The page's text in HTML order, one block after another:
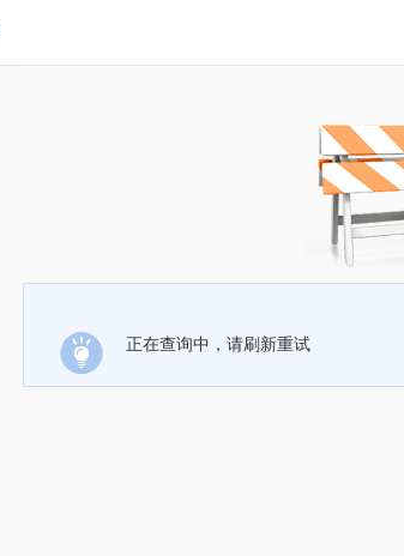
正在查询中，请刷新重试